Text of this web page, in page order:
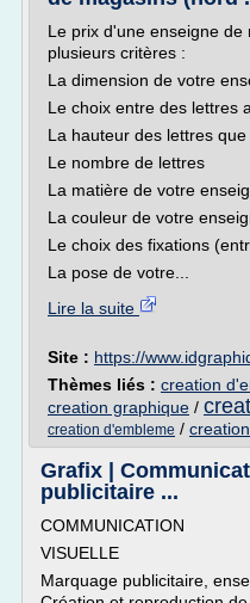
Le prix d'une enseigne
plusieurs critères :
La dimension de votre
Le choix entre des lettres
La hauteur des lettres
Le nombre de lettres
La matière de votre
La couleur de votre
Le choix des fixations
La pose de votre...
Lire la suite
Site : https://
Thèmes liés : creation
creation graphique /
creation d'embleme /
Grafix |
publicitaire ...
COMMUNICATION
VISUELLE
Marquage publicitaire,